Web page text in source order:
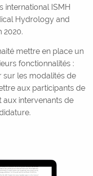
international ISMH
Hydrology and
2020.
mettre en place un
fonctionnalités :
sur les modalités de
aux participants de
aux intervenants de